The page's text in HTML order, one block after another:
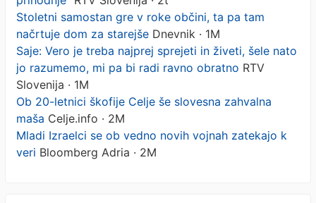
Stoletni samostan gre v roke občini, ta pa tam
načrtuje dom za starejše Dnevnik · 1M
Saje: Vero je treba najprej sprejeti in živeti, šele nato
jo razumemo, mi pa bi radi ravno obratno RTV
Slovenija · 1M
Ob 20-letnici škofije Celje še slovesna zahvalna
maša Celje.info · 2M
Mladi Izraelci se ob vedno novih vojnah zatekajo k
veri Bloomberg Adria · 2M